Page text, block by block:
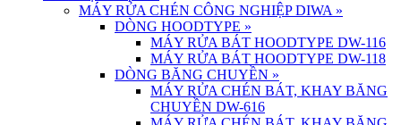
MÁY RỬA CHÉN CÔNG NGHIỆP DIWA »
DÒNG HOODTYPE »
MÁY RỬA BÁT HOODTYPE DW-116
MÁY RỬA BÁT HOODTYPE DW-118
DÒNG BĂNG CHUYỀN »
MÁY RỬA CHÉN BÁT, KHAY BĂNG
CHUYỀN DW-616